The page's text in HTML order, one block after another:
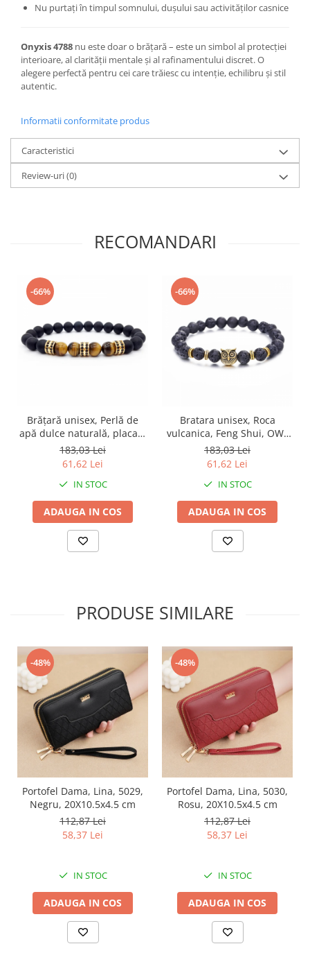
Nu purtați în timpul somnului, dușului sau activităților casnice
Onyxis 4788 nu este doar o brățară – este un simbol al protecției
interioare, al clarității mentale și al rafinamentului discret. O
alegere perfectă pentru cei care trăiesc cu intenție, echilibru și stil
autentic.
Informatii conformitate produs
Caracteristici
Review-uri(0)
RECOMANDARI
-66%
Brățară unisex, Perlă de
apă dulce naturală, placată
cu aur 18k, Feng Shui, Silje
4703, reglabilă
183,03 Lei
61,62 Lei
IN STOC
ADAUGA IN COS
-66%
Bratara unisex, Roca
vulcanica, Feng Shui, OWL
4701, reglabila -
Intelepciune, echilibru si
protectie
183,03 Lei
61,62 Lei
IN STOC
ADAUGA IN COS
PRODUSE SIMILARE
-48%
Portofel Dama, Lina, 5029,
Negru, 20X10.5x4.5 cm
112,87 Lei
58,37 Lei
IN STOC
ADAUGA IN COS
-48%
Portofel Dama, Lina, 5030,
Rosu, 20X10.5x4.5 cm
112,87 Lei
58,37 Lei
IN STOC
ADAUGA IN COS